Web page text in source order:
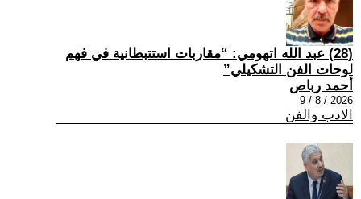
(28) عبد الله اتهومي: “مقاربات استتبطانية في فهم
لوحات الفن التشكيلي”
أحمد رباص
2026 / 8 / 9
الادب والفن